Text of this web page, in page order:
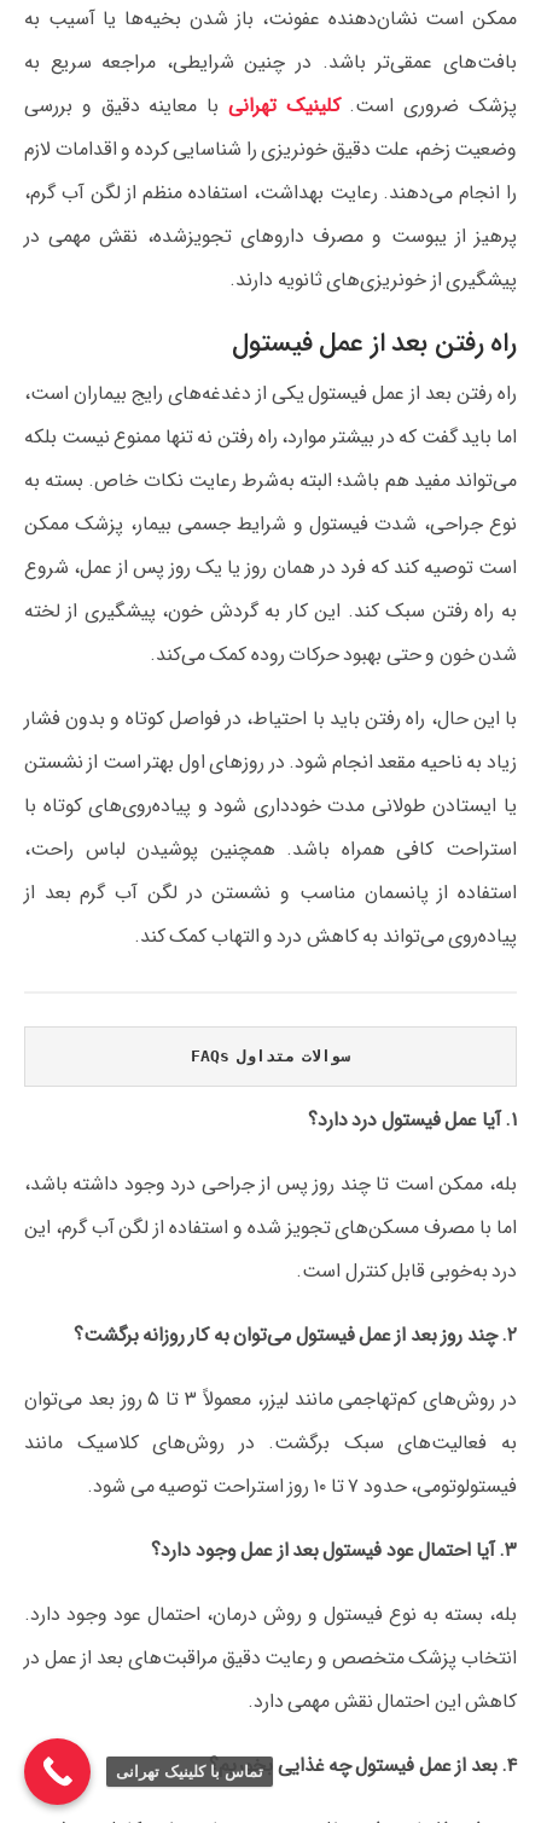
ممکن است نشان‌دهنده عفونت، باز شدن بخیه‌ها یا آسیب به
بافت‌های عمقی‌تر باشد. در چنین شرایطی، مراجعه سریع به
پزشک ضروری است.کلینیک تهرانی با معاینه دقیق و بررسی
وضعیت زخم، علت دقیق خونریزی را شناسایی کرده و اقدامات لازم
را انجام می‌دهند. رعایت بهداشت، استفاده منظم از لگن آب گرم،
پرهیز از یبوست و مصرف داروهای تجویز‌شده، نقش مهمی در
پیشگیری از خونریزی‌های ثانویه دارند.
راه رفتن بعد از عمل فیستول
راه رفتن بعد از عمل فیستول یکی از دغدغه‌های رایج بیماران است،
اما باید گفت که در بیشتر موارد، راه رفتن نه تنها ممنوع نیست بلکه
می‌تواند مفید هم باشد؛ البته به‌شرط رعایت نکات خاص. بسته به
نوع جراحی، شدت فیستول و شرایط جسمی بیمار، پزشک ممکن
است توصیه کند که فرد در همان روز یا یک روز پس از عمل، شروع
به راه رفتن سبک کند. این کار به گردش خون، پیشگیری از لخته
شدن خون و حتی بهبود حرکات روده کمک می‌کند.
با این حال، راه رفتن باید با احتیاط، در فواصل کوتاه و بدون فشار
زیاد به ناحیه مقعد انجام شود. در روزهای اول بهتر است از نشستن
یا ایستادن طولانی مدت خودداری شود و پیاده‌روی‌های کوتاه با
استراحت کافی همراه باشد. همچنین پوشیدن لباس راحت،
استفاده از پانسمان مناسب و نشستن در لگن آب گرم بعد از
پیاده‌روی می‌تواند به کاهش درد و التهاب کمک کند.
سوالات متداول FAQs
۱. آیا عمل فیستول درد دارد؟
بله، ممکن است تا چند روز پس از جراحی درد وجود داشته باشد،
اما با مصرف مسکن‌های تجویز شده و استفاده از لگن آب گرم، این
درد به‌خوبی قابل کنترل است.
۲. چند روز بعد از عمل فیستول می‌توان به کار روزانه برگشت؟
در روش‌های کم‌تهاجمی مانند لیزر، معمولاً ۳ تا ۵ روز بعد می‌توان
به فعالیت‌های سبک برگشت. در روش‌های کلاسیک مانند
فیستولوتومی، حدود ۷ تا ۱۰ روز استراحت توصیه می‌ شود.
۳. آیا احتمال عود فیستول بعد از عمل وجود دارد؟
بله، بسته به نوع فیستول و روش درمان، احتمال عود وجود دارد.
انتخاب پزشک متخصص و رعایت دقیق مراقبت‌های بعد از عمل در
کاهش این احتمال نقش مهمی دارد.
۴. بعد از عمل فیستول چه غذایی بخوریم؟ تماس با کلینیک تهرانی